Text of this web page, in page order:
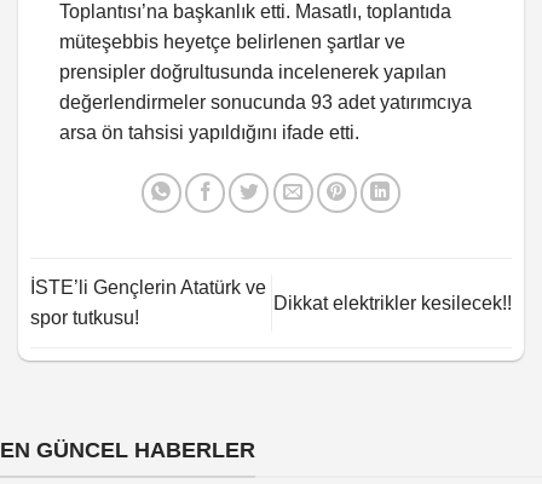
Toplantısı’na başkanlık etti. Masatlı, toplantıda
müteşebbis heyetçe belirlenen şartlar ve
prensipler doğrultusunda incelenerek yapılan
değerlendirmeler sonucunda 93 adet yatırımcıya
arsa ön tahsisi yapıldığını ifade etti.
İSTE’li Gençlerin Atatürk ve
spor tutkusu!
Dikkat elektrikler kesilecek!!
EN GÜNCEL HABERLER